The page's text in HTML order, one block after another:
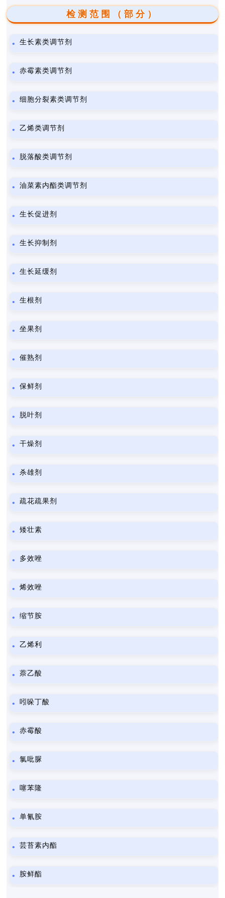
检测范围（部分）
生长素类调节剂
赤霉素类调节剂
细胞分裂素类调节剂
乙烯类调节剂
脱落酸类调节剂
油菜素内酯类调节剂
生长促进剂
生长抑制剂
生长延缓剂
生根剂
坐果剂
催熟剂
保鲜剂
脱叶剂
干燥剂
杀雄剂
疏花疏果剂
矮壮素
多效唑
烯效唑
缩节胺
乙烯利
萘乙酸
吲哚丁酸
赤霉酸
氯吡脲
噻苯隆
单氰胺
芸苔素内酯
胺鲜酯